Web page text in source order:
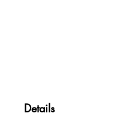
Details